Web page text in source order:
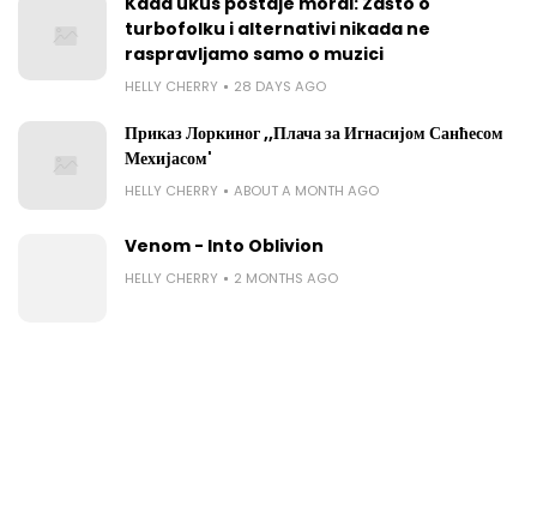
turbofolku i alternativi nikada ne
raspravljamo samo o muzici
HELLY CHERRY 28 DAYS AGO
Приказ Лоркиног ,,Плача за Игнасијом Санћесом
Мехијасом'
HELLY CHERRY ABOUT A MONTH AGO
Venom - Into Oblivion
HELLY CHERRY 2 MONTHS AGO